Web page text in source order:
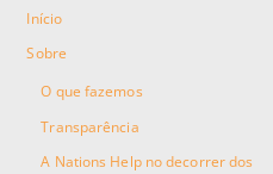
Início
Sobre
O que fazemos
Transparência
A Nations Help no decorrer dos